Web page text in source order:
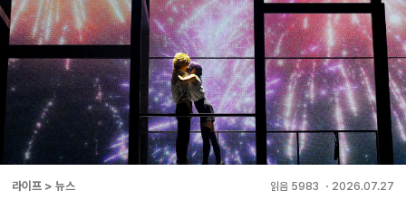
라이프 > 뉴스 읽음 5983 ・ 2026.07.27